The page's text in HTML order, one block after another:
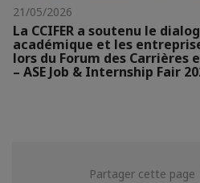
21/05/2026
La CCIFER a soutenu le
académique et les
lors du Forum des Carrières
– ASE Job & Internship Fair
Partager cette page